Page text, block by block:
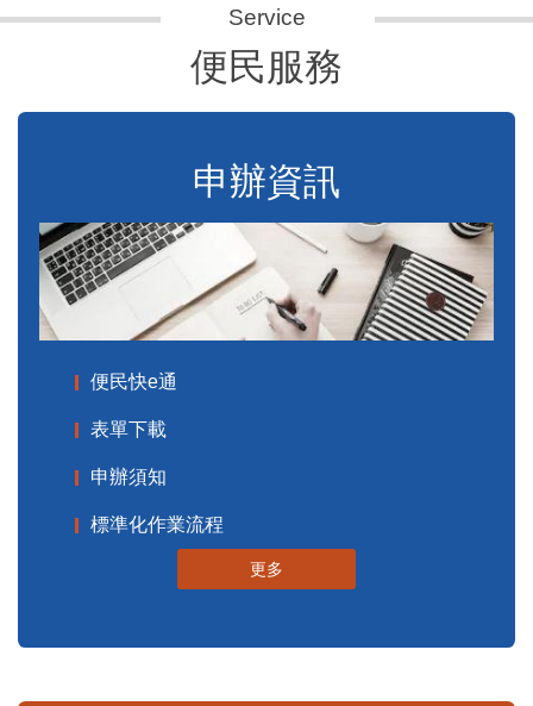
便民服務
申辦資訊
便民快e通
表單下載
申辦須知
標準化作業流程
更多